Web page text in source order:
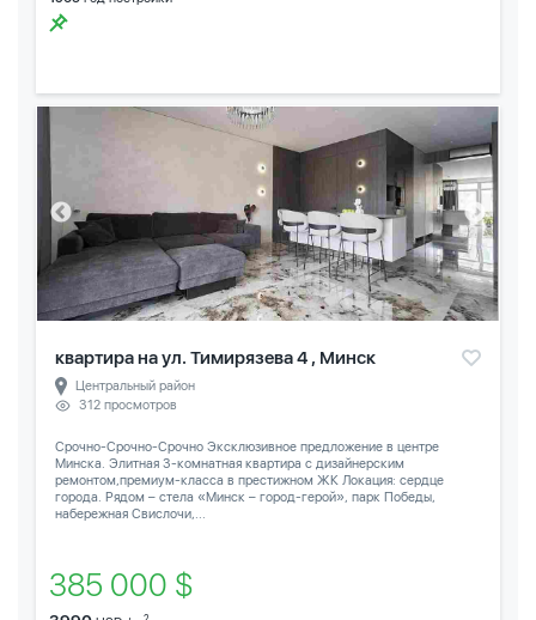
квартира на ул. Тимирязева 4 , Минск
Центральный район
312 просмотров
Срочно-Срочно-Срочно Эксклюзивное предложение в центре
Минска. Элитная 3-комнатная квартира с дизайнерским
ремонтом,премиум-класса в престижном ЖК Локация: сердце
города. Рядом – стела «Минск – город-герой», парк Победы,
набережная Свислочи,...
385 000 $